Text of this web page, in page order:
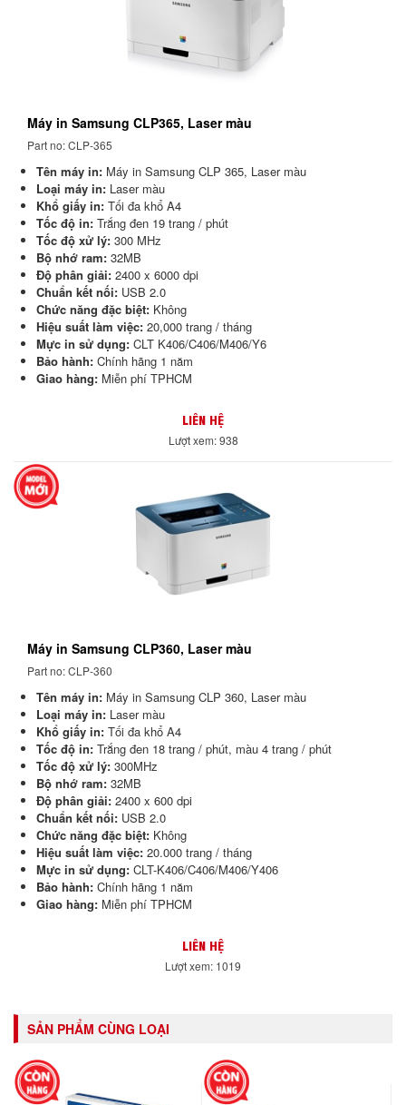
Máy in Samsung CLP365, Laser màu
Part no: CLP-365
Tên máy in: Máy in Samsung CLP 365, Laser màu
Loại máy in: Laser màu
Khổ giấy in: Tối đa khổ A4
Tốc độ in: Trắng đen 19 trang / phút
Tốc độ xử lý: 300 MHz
Bộ nhớ ram: 32MB
Độ phân giải: 2400 x 6000 dpi
Chuẩn kết nối: USB 2.0
Chức năng đặc biệt: Không
Hiệu suất làm việc: 20,000 trang / tháng
Mực in sử dụng: CLT K406/C406/M406/Y6
Bảo hành: Chính hãng 1 năm
Giao hàng: Miễn phí TPHCM
LIÊN HỆ
Lượt xem: 938
Máy in Samsung CLP360, Laser màu
Part no: CLP-360
Tên máy in: Máy in Samsung CLP 360, Laser màu
Loại máy in: Laser màu
Khổ giấy in: Tối đa khổ A4
Tốc độ in: Trắng đen 18 trang / phút, màu 4 trang / phút
Tốc độ xử lý: 300MHz
Bộ nhớ ram: 32MB
Độ phân giải: 2400 x 600 dpi
Chuẩn kết nối: USB 2.0
Chức năng đặc biệt: Không
Hiệu suất làm việc: 20.000 trang / tháng
Mực in sử dụng: CLT-K406/C406/M406/Y406
Bảo hành: Chính hãng 1 năm
Giao hàng: Miễn phí TPHCM
LIÊN HỆ
Lượt xem: 1019
SẢN PHẨM CÙNG LOẠI